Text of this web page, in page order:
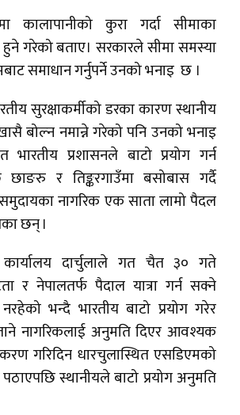
कालापानीको कुरा गर्दा सीमाका
गरेको बताए। सरकारले सीमा समस्या
समाधान गर्नुपर्ने उनको भनाइ छ ।
सुरक्षाकर्मीको डरका कारण स्थानीय
बोल्न नमान्ने गरेको पनि उनको भनाइ
भारतीय प्रशासनले बाटो प्रयोग गर्न
र तिङ्करगाउँमा बसोबास गर्दै
नागरिक एक साता लामो पैदल
छन् ।
कार्यालय दार्चुलाले गत चैत ३० गते
र नेपालतर्फ पैदाल यात्रा गर्न सक्ने
भन्दै भारतीय बाटो प्रयोग गरेर
नागरिकलाई अनुमति दिएर आवश्यक
गरिदिन धारचुलास्थित एसडिएमको
पठाएपछि स्थानीयले बाटो प्रयोग अनुमति